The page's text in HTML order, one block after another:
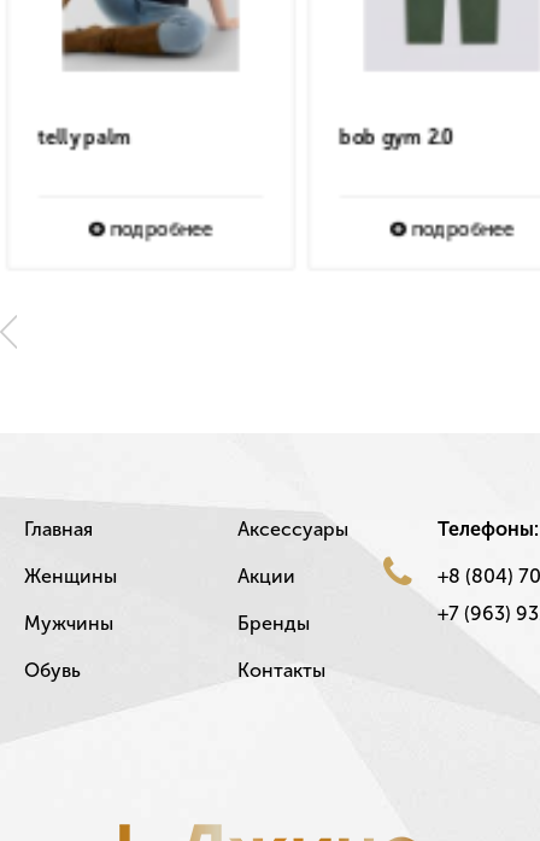
duke chino short
подробнее
IRIN COLORFULL
Главная
Женщины
Мужчины
Обувь
Аксессуары
Акции
Бренды
Контакты
Телефоны:
+8 (804)
+7 (963)